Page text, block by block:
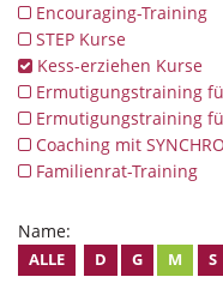
Encouraging-Training
STEP Kurse
Kess-erziehen Kurse
Ermutigungstraining
Ermutigungstraining
Coaching mit
Familienrat-Training
Name:
ALLE D G M S